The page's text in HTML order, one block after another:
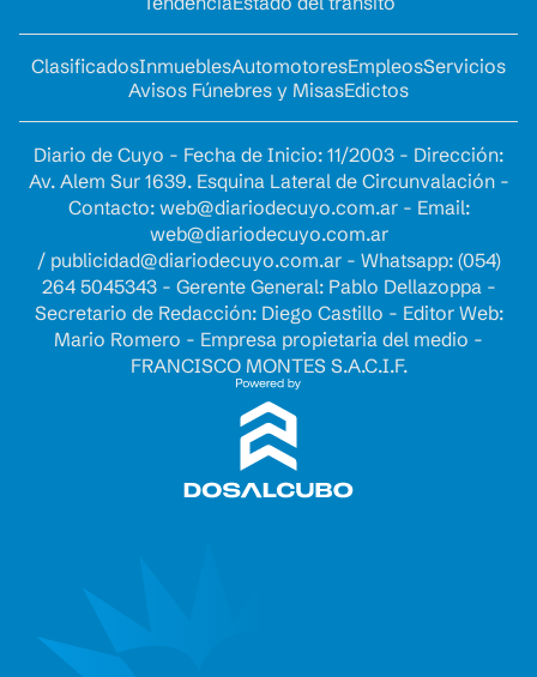
ClasificadosInmueblesAutomotoresEmpleosServicios
Avisos Fúnebres y MisasEdictos
Diario de Cuyo - Fecha de Inicio: 11/2003 - Dirección:
Av. Alem Sur 1639. Esquina Lateral de Circunvalación -
Contacto: web@diariodecuyo.com.ar- Email:
web@diariodecuyo.com.ar
/ publicidad@diariodecuyo.com.ar- Whatsapp: (054)
264 5045343 - Gerente General: Pablo Dellazoppa -
Secretario de Redacción: Diego Castillo - Editor Web:
Mario Romero - Empresa propietaria del medio -
FRANCISCO MONTES S.A.C.I.F.